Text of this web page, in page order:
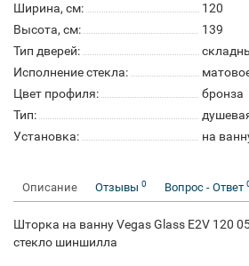
Ширина, см:
120
Высота, см:
139
Тип дверей:
Исполнение стекла:
Цвет профиля:
бронза
Тип:
Установка:
на
Описание Отзывы 0 Вопрос - Ответ
Шторка на ванну Vegas Glass E2V 120
стекло шиншилла